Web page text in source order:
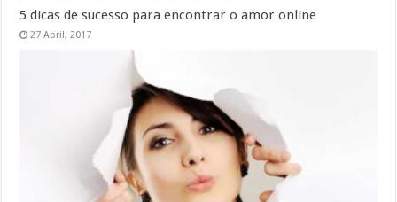
5 dicas de sucesso para encontrar o amor online
27 Abril, 2017